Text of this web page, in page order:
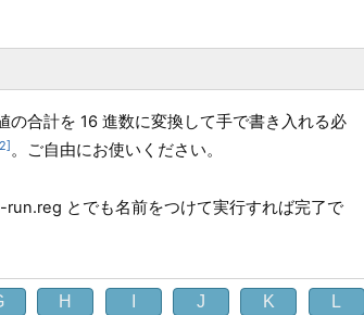
合計を 16 進数に変換して手で書き入れる必
2 。ご自由にお使いください。
とでも名前をつけて実行すれば完了で